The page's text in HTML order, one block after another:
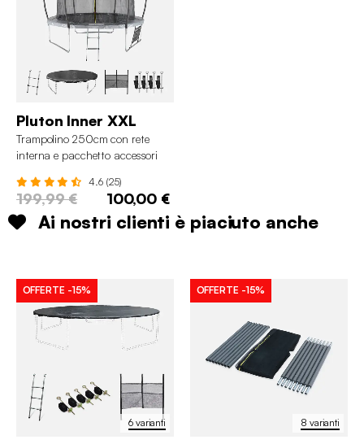
Pluton Inner XXL
Trampolino 250cm con rete
interna e pacchetto accessori
4.6 (25)
199,99 € 100,00 €
Ai nostri clienti è piaciuto anche
6 varianti
OFFERTE -15%
8 varianti
OFFERTE -15%